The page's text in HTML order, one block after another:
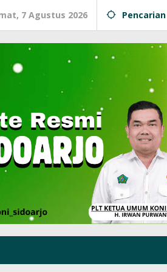
7 Agustus 2026 Pencarian